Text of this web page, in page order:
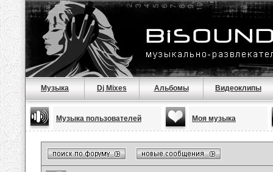
Музыка Dj Mixes Альбомы Видеоклипы
Музыка пользователей Моя музыка